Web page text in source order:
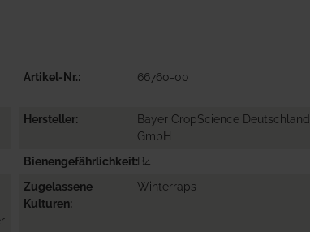
Artikel-Nr. 66760-00
Hersteller
Bayer CropScience Deutschland
GmbH
BienengefährlichkeitB4
Zugelassene
Kulturen
Winterraps